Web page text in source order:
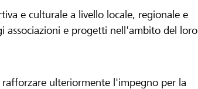
e culturale a livello locale, regionale e
associazioni e progetti nell'ambito del loro
ulteriormente l'impegno per la